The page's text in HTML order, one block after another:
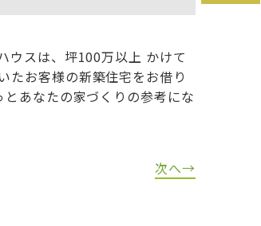
ウスは、坪100万以上 かけて
たお客様の新築住宅をお借り
あなたの家づくりの参考にな
次へ→